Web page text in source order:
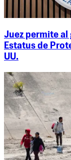
Juez permite al
Estatus de
UU.